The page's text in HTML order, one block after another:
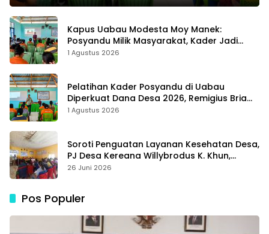
Kapus Uabau Modesta Moy Manek:
Posyandu Milik Masyarakat, Kader Jadi
Ujung Tombak Perangi Stunting
1 Agustus 2026
Pelatihan Kader Posyandu di Uabau
Diperkuat Dana Desa 2026, Remigius Bria
Tekankan Transparansi dengan Libatkan
1 Agustus 2026
Soroti Penguatan Layanan Kesehatan Desa,
PJ Desa Kereana Willybrodus K. Khun,
Dukung Penuh Pelatihan Kader Posyandu
26 Juni 2026
Pos Populer